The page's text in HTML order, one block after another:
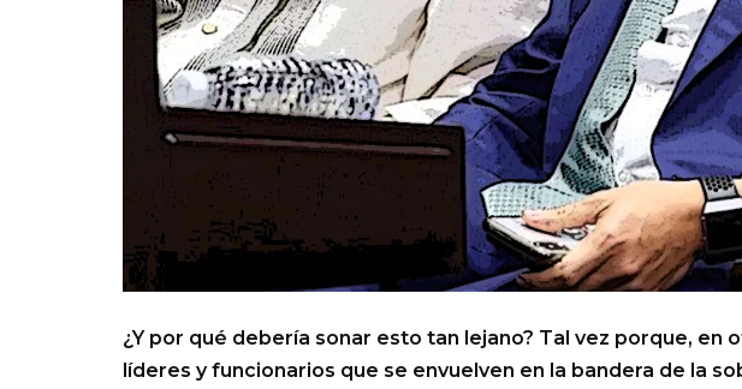
¿Y por qué debería sonar esto tan lejano? Tal vez porque, en
líderes y funcionarios que se envuelven en la bandera de la